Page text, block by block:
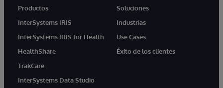
Productos
InterSystems IRIS
InterSystems IRIS for Health
HealthShare
TrakCare
InterSystems Data Studio
Soluciones
Industrias
Use Cases
Éxito de los clientes